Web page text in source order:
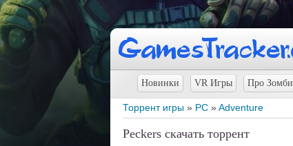
Новинки VR Игры Про Зомби
Торрент игры » PC »Adventure
Peckers скачать торрент